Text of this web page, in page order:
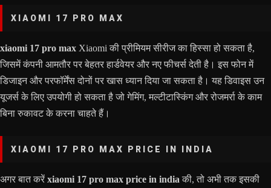
XIAOMI 17 PRO MAX
xiaomi 17 pro max Xiaomi की प्रीमियम सीरीज का हिस्सा हो सकता है,
जिसमें कंपनी आमतौर पर बेहतर हार्डवेयर और नए फीचर्स देती है। इस फोन में
डिजाइन और परफॉर्मेंस दोनों पर खास ध्यान दिया जा सकता है। यह डिवाइस उन
यूजर्स के लिए उपयोगी हो सकता है जो गेमिंग, मल्टीटास्किंग और रोजमर्रा के काम
बिना रुकावट के करना चाहते हैं।
XIAOMI 17 PRO MAX PRICE IN INDIA
अगर बात करें xiaomi 17 pro max price in india की, तो अभी तक इसकी